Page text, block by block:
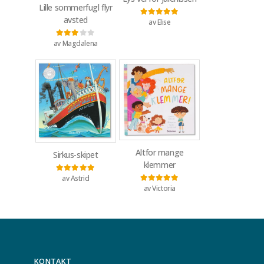
Lille sommerfugl flyr
avsted
Vurdert3av 5
av Magdalena
Vurdert5
av Elise
Sirkus-skipet
Vurdert5
av Astrid
Altfor mange
klemmer
Vurdert5av 5
av Victoria
KONTAKT